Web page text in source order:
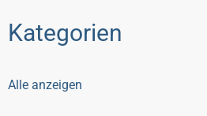
Kategorien
Alle anzeigen